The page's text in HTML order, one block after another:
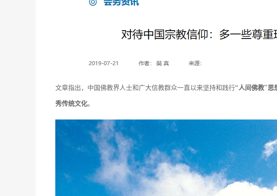
文章指出，中国佛教界人士和广大信教群众一直以来坚持和践行“人间佛教”思
秀传统文化。